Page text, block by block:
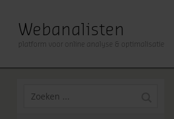
Webanalisten
platform voor online analyse & optimalisatie